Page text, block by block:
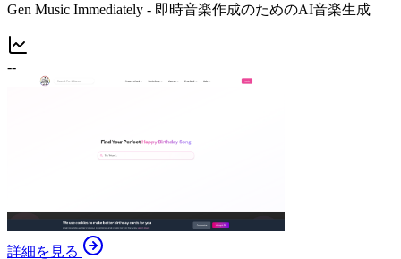
Gen Music Immediately - 即時音楽作成のためのAI音楽生成
--
詳細を見る